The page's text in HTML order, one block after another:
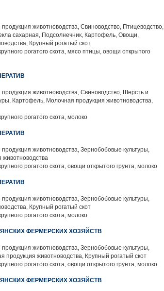
животноводства, Свиноводство, Птицеводство,
сахарная, Подсолнечник, Картофель, Овощи,
Крупный рогатый скот
рогатого скота, мясо птицы, овощи открытого
животноводства, Свиноводство, Шерсть и
Картофель, Молочная продукция животноводства,
рогатого скота, молоко
животноводства, Зернобобовые культуры,
рогатого скота, овощи открытого грунта, молоко
животноводства, Зернобобовые культуры,
Крупный рогатый скот
рогатого скота, молоко
ФЕРМЕРСКИХ ХОЗЯЙСТВ
животноводства, Зернобобовые культуры,
животноводства, Крупный рогатый скот
рогатого скота, овощи открытого грунта, молоко
ФЕРМЕРСКИХ ХОЗЯЙСТВ